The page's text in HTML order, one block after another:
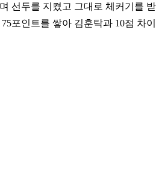
선두를 지켰고 그대로 체커기를
포인트를 쌓아 김훈탁과 10점